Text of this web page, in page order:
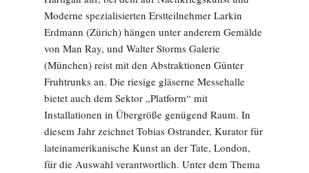
Moderne spezialisierten Erstteilnehmer Larkin
Erdmann (Zürich) hängen unter anderem Gemälde
von Man Ray, und Walter Storms Galerie
(München) reist mit den Abstraktionen Günter
Fruhtrunks an. Die riesige gläserne Messehalle
bietet auch dem Sektor „Platform“ mit
Installationen in Übergröße genügend Raum. In
diesem Jahr zeichnet Tobias Ostrander, Kurator für
lateinamerikanische Kunst an der Tate, London,
für die Auswahl verantwortlich. Unter dem Thema